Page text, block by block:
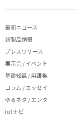
最新ニュース
新製品情報
プレスリリース
展示会 / イベント
基礎知識 / 用語集
コラム / エッセイ
ゆるネタ / エンタ
IoTナビ